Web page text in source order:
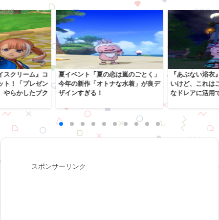
検索
スクリーム』コ
ト！「プレゼン
やらかしたプク
夏イベント「夏の恋は嵐のごとく」
今年の新作「オトナな水着」が良デ
ザインすぎる！
『あぶない浴
いけど、これは
なドレアに活用
スポンサーリンク